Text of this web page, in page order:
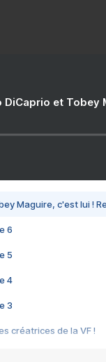
DiCaprio et
Maguire, c'est lui !
6
5
4
3
créatrices de la VF !